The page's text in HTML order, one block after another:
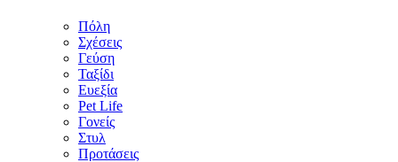
Πόλη
Σχέσεις
Γεύση
Ταξίδι
Ευεξία
Pet Life
Γονείς
Στυλ
Προτάσεις